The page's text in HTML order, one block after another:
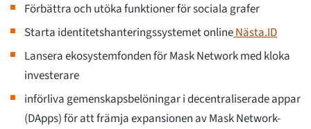
Förbättra och utöka funktioner för sociala grafer
Starta identitetshanteringssystemet onlineNästa.ID
Lansera ekosystemfonden för Mask Network med kloka
investerare
införliva gemenskapsbelöningar i decentraliserade appar
(DApps) för att främja expansionen av Mask Network-